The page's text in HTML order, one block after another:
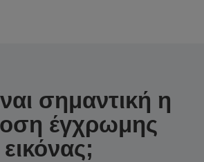
σημαντική η
έγχρωμης
εικόνας;